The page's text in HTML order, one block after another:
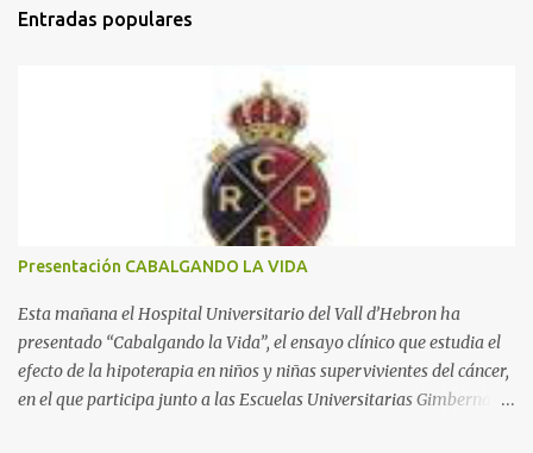
e
s
Entradas populares
Presentación CABALGANDO LA VIDA
Esta mañana el Hospital Universitario del Vall d’Hebron ha
presentado “Cabalgando la Vida”, el ensayo clínico que estudia el
efecto de la hipoterapia en niños y niñas supervivientes del cáncer,
en el que participa junto a las Escuelas Universitarias Gimbernat,